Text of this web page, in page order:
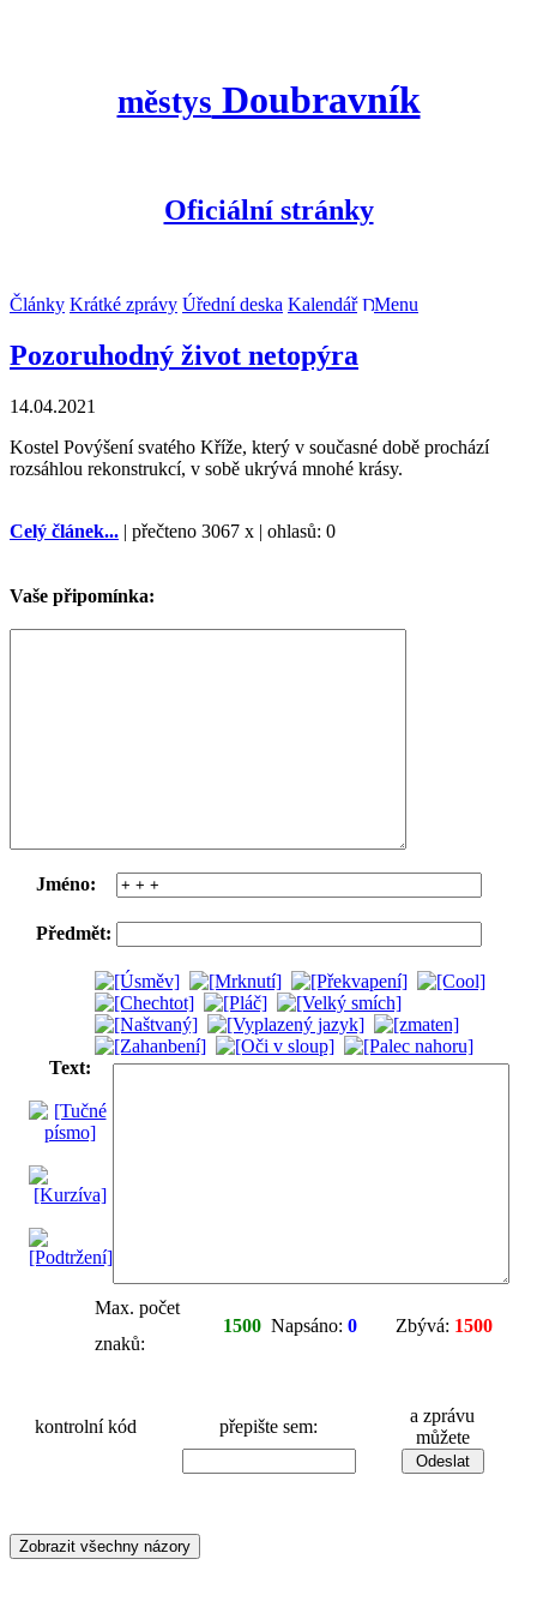
městys Doubravník
Oficiální stránky
Články Krátké zprávy Úřední deska Kalendář Menu
Pozoruhodný život netopýra
14.04.2021
Kostel Povýšení svatého Kříže, který v současné době prochází
rozsáhlou rekonstrukcí, v sobě ukrývá mnohé krásy.
Celý článek... | přečteno 3067 x | ohlasů: 0
Vaše připomínka:
Jméno:
Předmět:
Text:
Max. počet
znaků:
1500 Napsáno: 0 Zbývá: 1500
kontrolní kód přepište sem:
a zprávu
můžete